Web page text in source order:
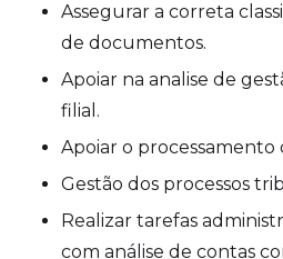
Assegurar a correta
de documentos.
Apoiar na analise de
filial.
Apoiar o processamento
Gestão dos processos
Realizar tarefas
com análise de contas